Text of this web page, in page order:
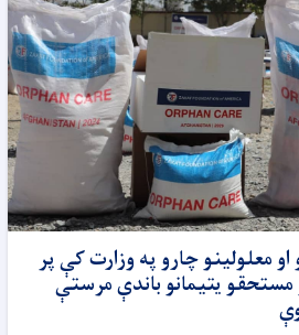
معلولینو چارو په وزارت کې پر
مستحقو یتیمانو باندې مرستې